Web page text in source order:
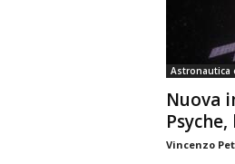
Astronautica
Nuova
Vincenzo